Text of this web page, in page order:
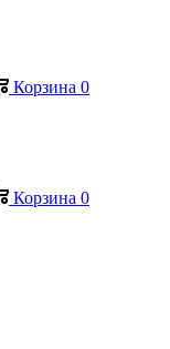
Корзина 0
Корзина 0